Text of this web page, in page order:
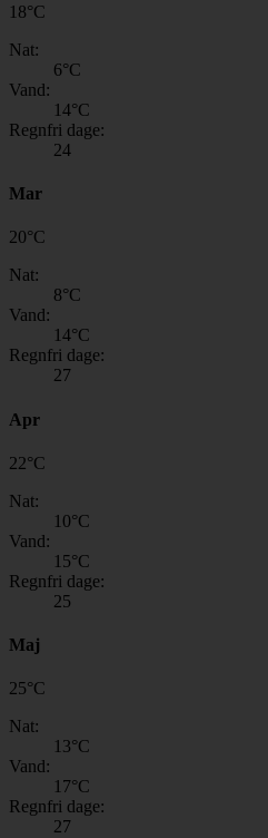
18°C
Nat:
6°C
Vand:
14°C
Regnfri dage:
24
Mar
20°C
Nat:
8°C
Vand:
14°C
Regnfri dage:
27
Apr
22°C
Nat:
10°C
Vand:
15°C
Regnfri dage:
25
Maj
25°C
Nat:
13°C
Vand:
17°C
Regnfri dage:
27